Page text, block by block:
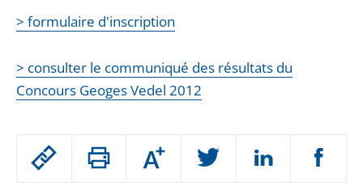
Passer
Augmenter
ou
> formulaire d'inscription
> consulter le communiqué des résultats du
Concours Geoges Vedel 2012